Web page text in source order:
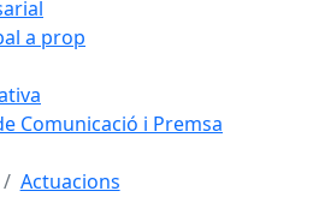
a prop
Comunicació i Premsa
Actuacions